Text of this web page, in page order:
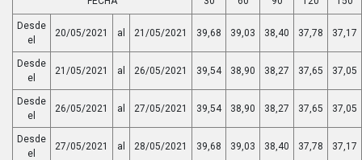
Desde
el
20/05/2021 al 21/05/2021 39,68 39,03 38,40 37,78 37,17
Desde
el
21/05/2021 al 26/05/2021 39,54 38,90 38,27 37,65 37,05
Desde
el
26/05/2021 al 27/05/2021 39,54 38,90 38,27 37,65 37,05
Desde
el
27/05/2021 al 28/05/2021 39,68 39,03 38,40 37,78 37,17